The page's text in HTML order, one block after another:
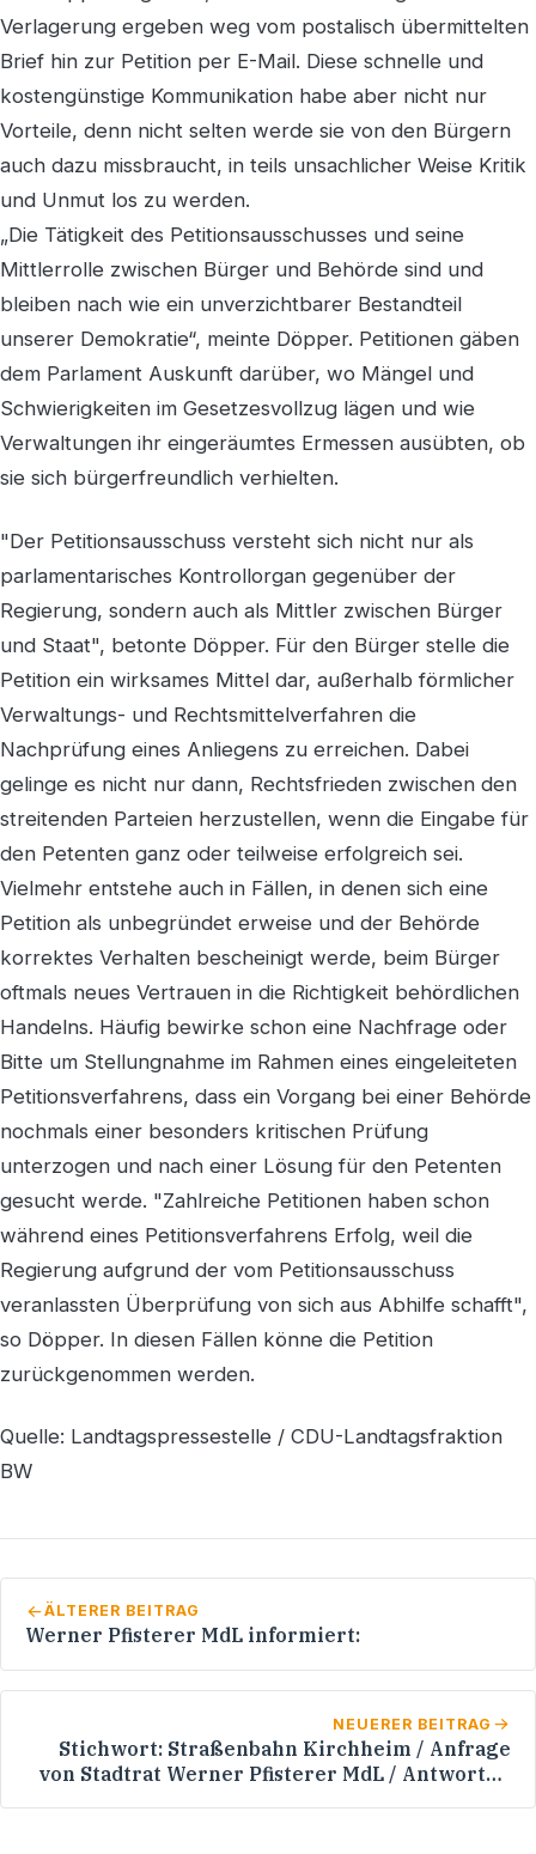
Verlagerung ergeben weg vom postalisch übermittelten
Brief hin zur Petition per E-Mail. Diese schnelle und
kostengünstige Kommunikation habe aber nicht nur
Vorteile, denn nicht selten werde sie von den Bürgern
auch dazu missbraucht, in teils unsachlicher Weise Kritik
und Unmut los zu werden.
„Die Tätigkeit des Petitionsausschusses und seine
Mittlerrolle zwischen Bürger und Behörde sind und
bleiben nach wie ein unverzichtbarer Bestandteil
unserer Demokratie“, meinte Döpper. Petitionen gäben
dem Parlament Auskunft darüber, wo Mängel und
Schwierigkeiten im Gesetzesvollzug lägen und wie
Verwaltungen ihr eingeräumtes Ermessen ausübten, ob
sie sich bürgerfreundlich verhielten.
"Der Petitionsausschuss versteht sich nicht nur als
parlamentarisches Kontrollorgan gegenüber der
Regierung, sondern auch als Mittler zwischen Bürger
und Staat", betonte Döpper. Für den Bürger stelle die
Petition ein wirksames Mittel dar, außerhalb förmlicher
Verwaltungs- und Rechtsmittelverfahren die
Nachprüfung eines Anliegens zu erreichen. Dabei
gelinge es nicht nur dann, Rechtsfrieden zwischen den
streitenden Parteien herzustellen, wenn die Eingabe für
den Petenten ganz oder teilweise erfolgreich sei.
Vielmehr entstehe auch in Fällen, in denen sich eine
Petition als unbegründet erweise und der Behörde
korrektes Verhalten bescheinigt werde, beim Bürger
oftmals neues Vertrauen in die Richtigkeit behördlichen
Handelns. Häufig bewirke schon eine Nachfrage oder
Bitte um Stellungnahme im Rahmen eines eingeleiteten
Petitionsverfahrens, dass ein Vorgang bei einer Behörde
nochmals einer besonders kritischen Prüfung
unterzogen und nach einer Lösung für den Petenten
gesucht werde. "Zahlreiche Petitionen haben schon
während eines Petitionsverfahrens Erfolg, weil die
Regierung aufgrund der vom Petitionsausschuss
veranlassten Überprüfung von sich aus Abhilfe schafft",
so Döpper. In diesen Fällen könne die Petition
zurückgenommen werden.
Quelle: Landtagspressestelle / CDU-Landtagsfraktion
BW
ÄLTERER BEITRAG
Werner Pfisterer MdL informiert:
NEUERER BEITRAG
Stichwort: Straßenbahn Kirchheim / Anfrage
von Stadtrat Werner Pfisterer MdL / Antworten